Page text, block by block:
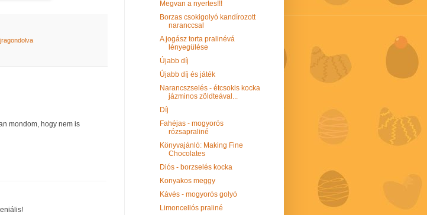
mondom, hogy nem is
Megvan a nyertes!!!
Borzas csokigolyó kandírozott
naranccsal
A jogász torta pralinévá
lényegülése
Újabb díj
Újabb díj és játék
Narancszselés - étcsokis kocka
jázminos zöldteával...
Díj
Fahéjas - mogyorós
rózsapraliné
Könyvajánló: Making Fine
Chocolates
Diós - borzselés kocka
Konyakos meggy
Kávés - mogyorós golyó
Limoncellós praliné